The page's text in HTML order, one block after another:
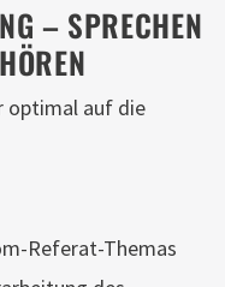
– SPRECHEN
optimal auf die
Referat-Themas